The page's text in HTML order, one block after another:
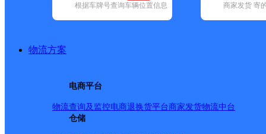
根据车牌号查询车辆位置信息
商家发货 寄
物流方案
电商平台
物流查询及监控电商退换货平台商家发货物流中台
仓储
所属快递：极兔速递
所属区域：安徽省-芜湖市-鸠江区
网点地址：芜湖市鸠江区南翔万商2F3075
网点负责人：